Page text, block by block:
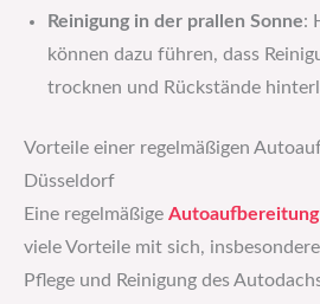
Reinigung in der prallen Sonne:
können dazu führen, dass
trocknen und Rückstände
Vorteile einer regelmäßigen
Düsseldorf
Eine regelmäßige
viele Vorteile mit sich,
Pflege und Reinigung des